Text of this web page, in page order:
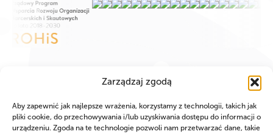
Zarządzaj zgodą
Aby zapewnić jak najlepsze wrażenia, korzystamy z technologii, takich jak
pliki cookie, do przechowywania i/lub uzyskiwania dostępu do informacji o
urządzeniu. Zgoda na te technologie pozwoli nam przetwarzać dane, takie